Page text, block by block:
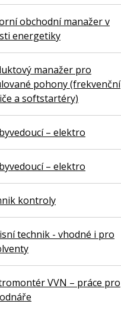
obchodní manažer v
energetiky
manažer pro
pohony (frekvenční
a softstartéry)
– elektro
– elektro
kontroly
technik - vhodné i pro
VVN – práce pro